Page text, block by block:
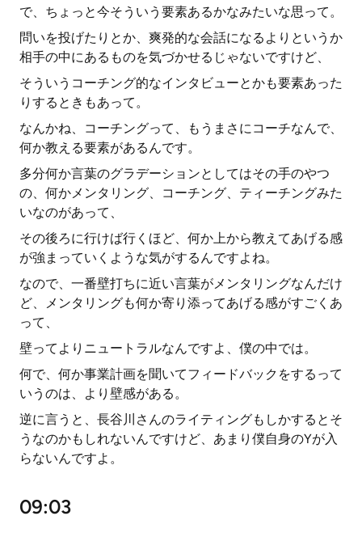
で、ちょっと今そういう要素あるかなみたいな思って。
問いを投げたりとか、爽発的な会話になるよりというか
相手の中にあるものを気づかせるじゃないですけど、
そういうコーチング的なインタビューとかも要素あった
りするときもあって。
なんかね、コーチングって、もうまさにコーチなんで、
何か教える要素があるんです。
多分何か言葉のグラデーションとしてはその手のやつ
の、何かメンタリング、コーチング、ティーチングみた
いなのがあって、
その後ろに行けば行くほど、何か上から教えてあげる感
が強まっていくような気がするんですよね。
なので、一番壁打ちに近い言葉がメンタリングなんだけ
ど、メンタリングも何か寄り添ってあげる感がすごくあ
って、
壁ってよりニュートラルなんですよ、僕の中では。
何で、何か事業計画を聞いてフィードバックをするって
いうのは、より壁感がある。
逆に言うと、長谷川さんのライティングもしかするとそ
うなのかもしれないんですけど、あまり僕自身のYが入
らないんですよ。
09:03